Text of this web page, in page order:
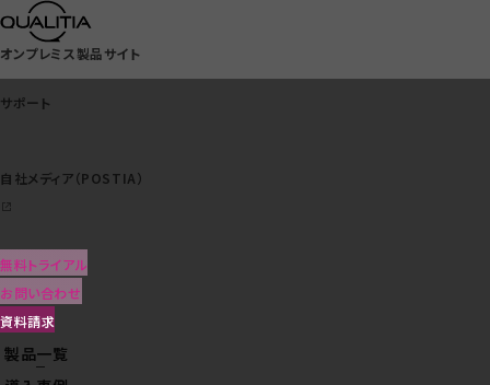
オンプレミス製品サイト
サポート
自社メディア（POSTIA）
無料トライアル
お問い合わせ
資料請求
製品一覧
自社メディア（POSTIA）
クラウドサービス一覧
まとめてダウンロードできます
資料請求はこちら（無料）
Active! mail
金沢工業大学様
業種：文教